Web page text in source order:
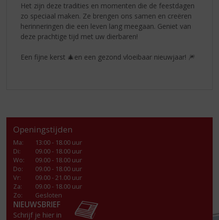
Het zijn deze tradities en momenten die de feestdagen
zo speciaal maken. Ze brengen ons samen en creëren
herinneringen die een leven lang meegaan. Geniet van
deze prachtige tijd met uw dierbaren!
Een fijne kerst 🎄en een gezond vloeibaar nieuwjaar! 🎆
Openingstijden
Ma:
13:00 - 18.00 uur
Di:
09.00 - 18.00 uur
Wo:
09.00 - 18.00 uur
Do:
09.00 - 18.00 uur
Vr:
09.00 - 21.00 uur
Za:
09.00 - 18.00 uur
Zo:
Gesloten
NIEUWSBRIEF
Schrijf je hier in